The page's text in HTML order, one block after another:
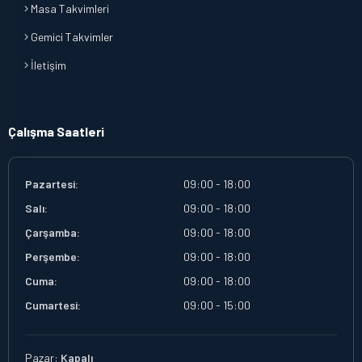
Masa Takvimleri
Gemici Takvimler
İletişim
Çalışma Saatleri
Pazartesi:
09:00 - 18:00
Salı:
09:00 - 18:00
Çarşamba:
09:00 - 18:00
Perşembe:
09:00 - 18:00
Cuma:
09:00 - 18:00
Cumartesi:
09:00 - 15:00
Pazar: Kapalı